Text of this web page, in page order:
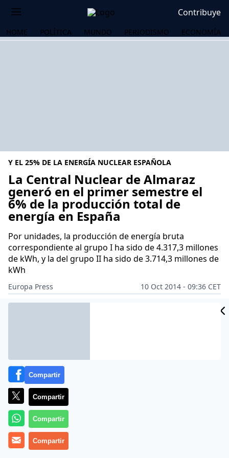
Contribuye
HOME POLÍTICA MUNDO PERIODISMO ECONOMÍA
Y EL 25% DE LA ENERGÍA NUCLEAR ESPAÑOLA
La Central Nuclear de Almaraz
generó en el primer semestre el
6% de la producción total de
energía en España
Por unidades, la producción de energía bruta
correspondiente al grupo I ha sido de 4.317,3 millones
de kWh, y la del grupo II ha sido de 3.714,3 millones de
kWh
Europa Press
10 Oct 2014 - 09:36 CET
Archivado en: CÁCERES
Compartir
Compartir
Compartir
Compartir